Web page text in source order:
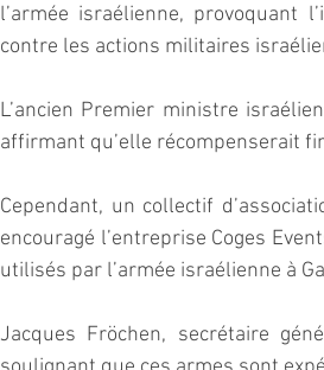
l’armée israélienne, provoquant
contre les actions militaires
L’ancien Premier ministre
affirmant qu’elle récompenserait
Cependant, un collectif
encouragé l’entreprise Coges
utilisés par l’armée israélienne à
Jacques Fröchen, secrétaire